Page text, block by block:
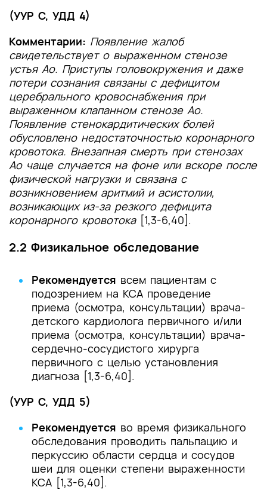
(УУР С, УДД 4)
Комментарии: Появление жалоб
свидетельствует о выраженном стенозе
устья Ао. Приступы головокружения и даже
потери сознания связаны с дефицитом
церебрального кровоснабжения при
выраженном клапанном стенозе Ао.
Появление стенокардитических болей
обусловлено недостаточностью коронарного
кровотока. Внезапная смерть при стенозах
Ао чаще случается на фоне или вскоре после
физической нагрузки и связана с
возникновением аритмий и асистолии,
возникающих из-за резкого дефицита
коронарного кровотока[1,3-6,40].
2.2 Физикальное обследование
Рекомендуется всем пациентам с
подозрением на КСА проведение
приема (осмотра, консультации) врача-
детского кардиолога первичного и/или
приема (осмотра, консультации) врача-
сердечно-сосудистого хирурга
первичного с целью установления
диагноза [1,3-6,40].
(УУР С, УДД 5)
Рекомендуется во время физикального
обследования проводить пальпацию и
перкуссию области сердца и сосудов
шеи для оценки степени выраженности
КСА [1,3-6,40].